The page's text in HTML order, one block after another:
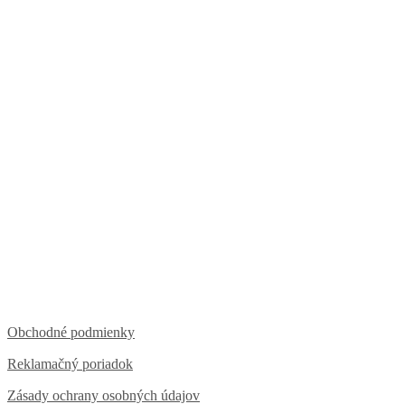
Obchodné podmienky
Reklamačný poriadok
Zásady ochrany osobných údajov